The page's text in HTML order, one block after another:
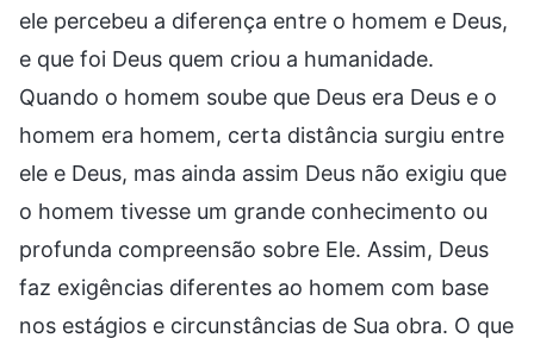
ele percebeu a diferença entre o homem e Deus,
e que foi Deus quem criou a humanidade.
Quando o homem soube que Deus era Deus e o
homem era homem, certa distância surgiu entre
ele e Deus, mas ainda assim Deus não exigiu que
o homem tivesse um grande conhecimento ou
profunda compreensão sobre Ele. Assim, Deus
faz exigências diferentes ao homem com base
nos estágios e circunstâncias de Sua obra. O que